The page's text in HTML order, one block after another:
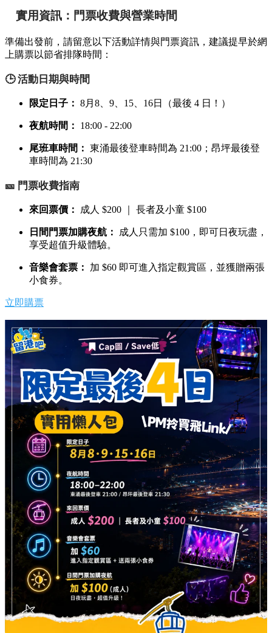
實用資訊：門票收費與營業時間
準備出發前，請留意以下活動詳情與門票資訊，建議提早於網
上購票以節省排隊時間：
🕒 活動日期與時間
限定日子： 8月8、9、15、16日（最後 4 日！）
夜航時間： 18:00 - 22:00
尾班車時間： 東涌最後登車時間為 21:00；昂坪最後登
車時間為 21:30
🎫 門票收費指南
來回票價： 成人 $200 ｜ 長者及小童 $100
日間門票加購夜航：
成人只需加 $100，即可日夜玩盡，
享受超值升級體驗。
音樂會套票：
加 $60 即可進入指定觀賞區，並獲贈兩張
小食券。
立即購票